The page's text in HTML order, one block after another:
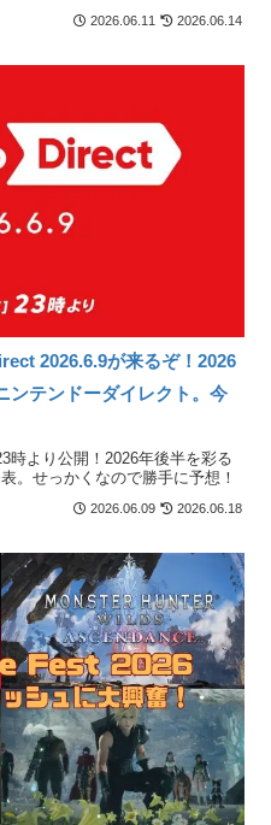
2026.06.11 2026.06.14
2026.6.9が来るぞ！2026
ンテンドーダイレクト。今
時より公開！2026年後半を彩る
。せっかくなので勝手に予想！
2026.06.09 2026.06.18